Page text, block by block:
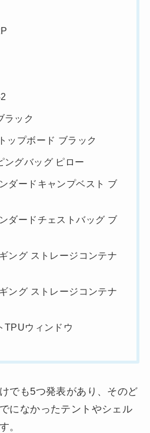
ラック
ップボード ブラック
ングバッグ ピロー
ダードキャンプベスト ブ
ダードチェストバッグ ブ
ング ストレージコンテナ
ング ストレージコンテナ
TPUウィンドウ
でも5つ発表があり、そのど
になかったテントやシェル
。